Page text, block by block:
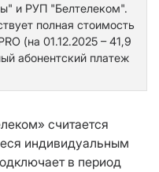
и РУП "Белтелеком".
полная стоимость
(на 01.12.2025 – 41,9
абонентский платеж
считается
индивидуальным
в период